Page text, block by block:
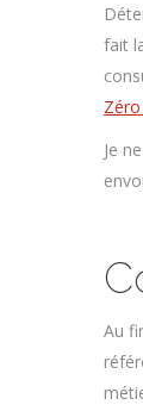
fait
Je
Au